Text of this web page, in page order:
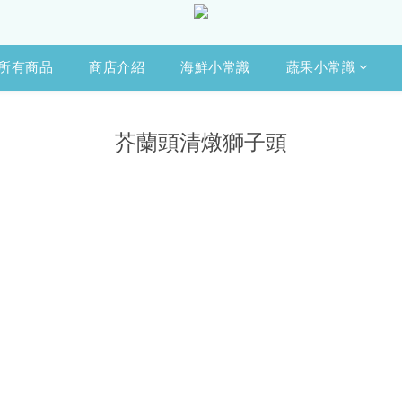
有商品 商店介紹 海鮮小常識 蔬果小常識
芥蘭頭清燉獅子頭